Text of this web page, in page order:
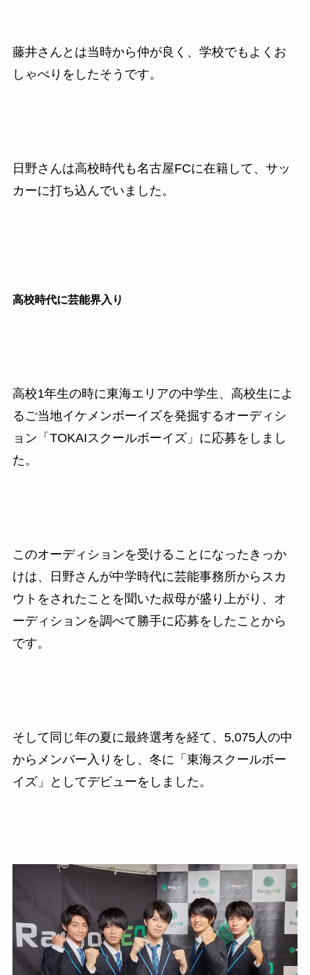
藤井さんとは当時から仲が良く、学校でもよくお
しゃべりをしたそうです。
日野さんは高校時代も名古屋FCに在籍して、サッ
カーに打ち込んでいました。
高校時代に芸能界入り
高校1年生の時に東海エリアの中学生、高校生によ
るご当地イケメンボーイズを発掘するオーディシ
ョン「TOKAIスクールボーイズ」に応募をしまし
た。
このオーディションを受けることになったきっか
けは、日野さんが中学時代に芸能事務所からスカ
ウトをされたことを聞いた叔母が盛り上がり、オ
ーディションを調べて勝手に応募をしたことから
です。
そして同じ年の夏に最終選考を経て、5,075人の中
からメンバー入りをし、冬に 「東海スクールボー
イズ」としてデビューをしました。